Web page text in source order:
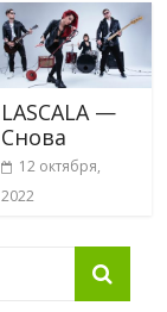
LASCALA —
Снова
12 октября,
2022